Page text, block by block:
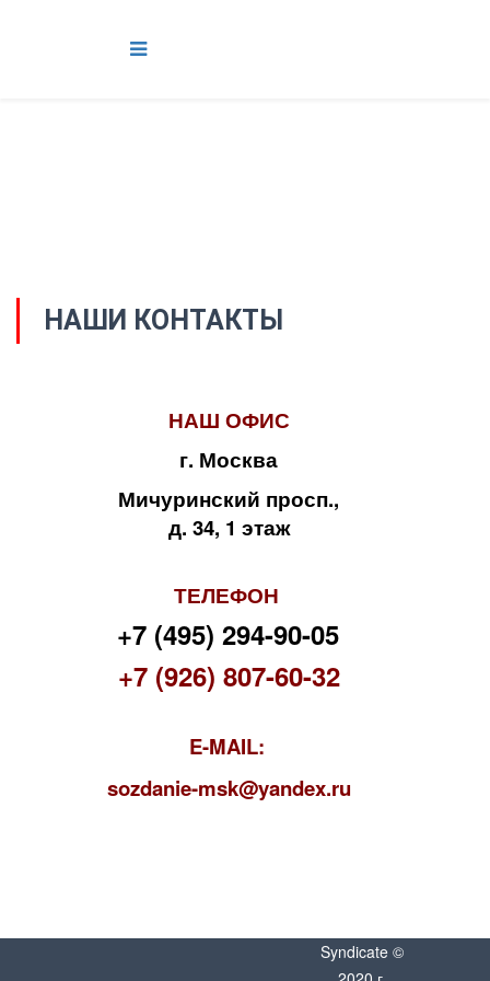
НАШИ КОНТАКТЫ
НАШ ОФИС
г. Москва
Мичуринский просп.,
д. 34, 1 этаж
ТЕЛЕФОН
+7 (495) 294-90-05
+7 (926) 807-60-32
E-MAIL:
sozdanie-msk@yandex.ru
Syndicate ©